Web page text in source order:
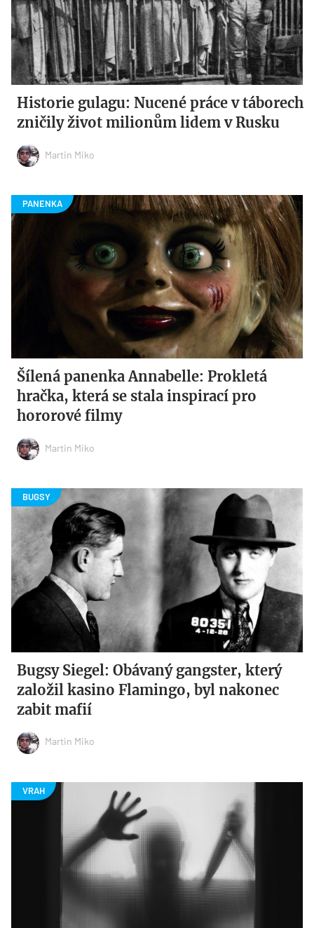
Historie gulagu: Nucené práce v táborech
zničily život milionům lidem v Rusku
Martin Miko
Šílená panenka Annabelle: Prokletá
hračka, která se stala inspirací pro
hororové filmy
Martin Miko
Bugsy Siegel: Obávaný gangster, který
založil kasino Flamingo, byl nakonec
zabit mafií
Martin Miko